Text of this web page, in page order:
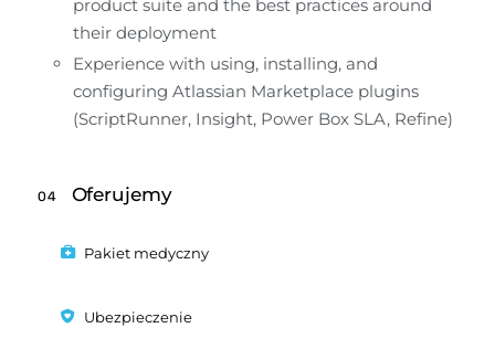
product suite and the best practices around
their deployment
Experience with using, installing, and
configuring Atlassian Marketplace plugins
(ScriptRunner, Insight, Power Box SLA, Refine)
04 Oferujemy
Pakiet medyczny
Ubezpieczenie